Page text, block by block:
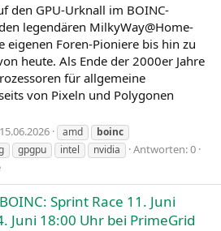
den GPU-Urknall im BOINC-
legendären MilkyWay@Home-
eigenen Foren-Pioniere bis hin zu
heute. Als Ende der 2000er Jahre
für allgemeine
von Pixeln und Polygonen
15.06.2026 amd
boinc
gpgpu intel nvidia
Antworten: 0
Sprint Race 11. Juni
Juni 18:00 Uhr bei PrimeGrid